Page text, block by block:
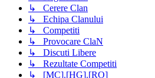
↳ Cerere Clan
↳ Echipa Clanului
↳ Competiti
↳ Provocare ClaN
↳ Discuti Libere
↳ Rezultate Competiti
↳ [MC].[HG].[RO]